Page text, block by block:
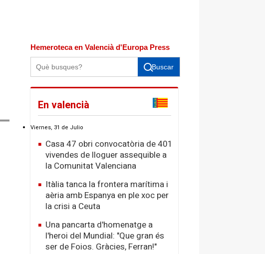
Hemeroteca en Valencià d'Europa Press
Buscar
En valencià
Viernes, 31 de Julio
Casa 47 obri convocatòria de 401
vivendes de lloguer assequible a
la Comunitat Valenciana
Itàlia tanca la frontera marítima i
aèria amb Espanya en ple xoc per
la crisi a Ceuta
Una pancarta d'homenatge a
l'heroi del Mundial: "Que gran és
ser de Foios. Gràcies, Ferran!"